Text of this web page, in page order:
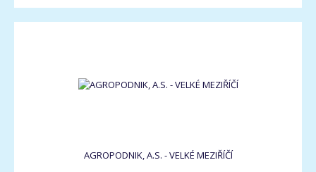
AGROPODNIK, A.S. - VELKÉ MEZIŘÍČÍ